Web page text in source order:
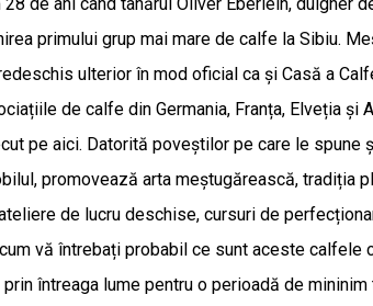
primului grup mai mare de calfe la Sibiu.
ulterior în mod oficial ca și Casă a
de calfe din Germania, Franța, Elveția și
pe aici. Datorită poveștilor pe care le
promovează arta meștugărească, tradiția
de lucru deschise, cursuri de
vă întrebați probabil ce sunt aceste
întreaga lume pentru o perioadă de